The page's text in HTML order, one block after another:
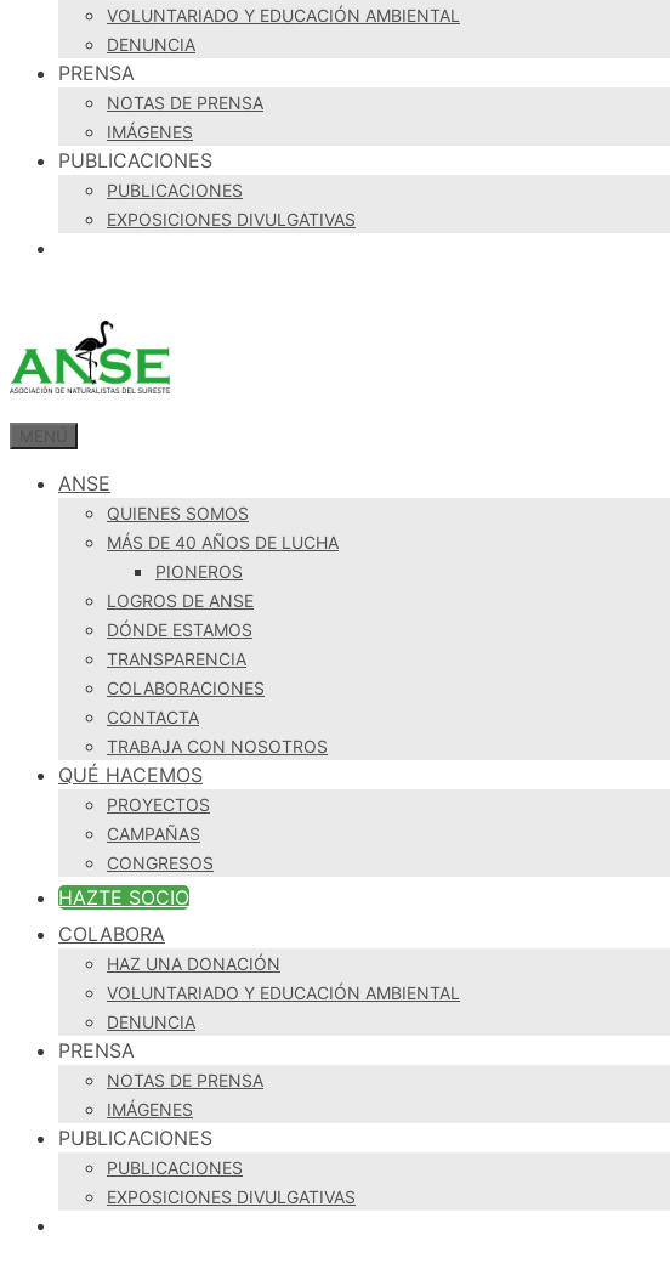
VOLUNTARIADO Y EDUCACIÓN AMBIENTAL
DENUNCIA
PRENSA
NOTAS DE PRENSA
IMÁGENES
PUBLICACIONES
PUBLICACIONES
EXPOSICIONES DIVULGATIVAS
ANSE
QUIENES SOMOS
MÁS DE 40 AÑOS DE LUCHA
PIONEROS
LOGROS DE ANSE
DÓNDE ESTAMOS
TRANSPARENCIA
COLABORACIONES
CONTACTA
TRABAJA CON NOSOTROS
QUÉ HACEMOS
PROYECTOS
CAMPAÑAS
CONGRESOS
HAZTE SOCIO
COLABORA
HAZ UNA DONACIÓN
VOLUNTARIADO Y EDUCACIÓN AMBIENTAL
DENUNCIA
PRENSA
NOTAS DE PRENSA
IMÁGENES
PUBLICACIONES
PUBLICACIONES
EXPOSICIONES DIVULGATIVAS